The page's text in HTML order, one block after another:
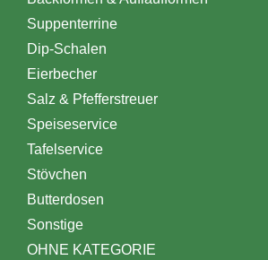
Suppenterrine
Dip-Schalen
Eierbecher
Salz & Pfefferstreuer
Speiseservice
Tafelservice
Stövchen
Butterdosen
Sonstige
OHNE KATEGORIE